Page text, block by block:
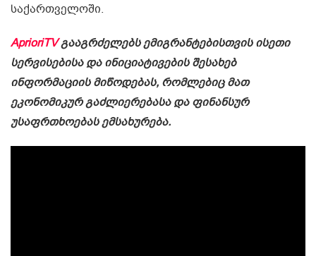
საქართველოში.
AprioriTVგააგრძელებს ემიგრანტებისთვის ისეთი
სერვისებისა და ინიციატივების შესახებ
ინფორმაციის მიწოდებას, რომლებიც მათ
ეკონომიკურ გაძლიერებასა და ფინანსურ
უსაფრთხოებას ემსახურება.